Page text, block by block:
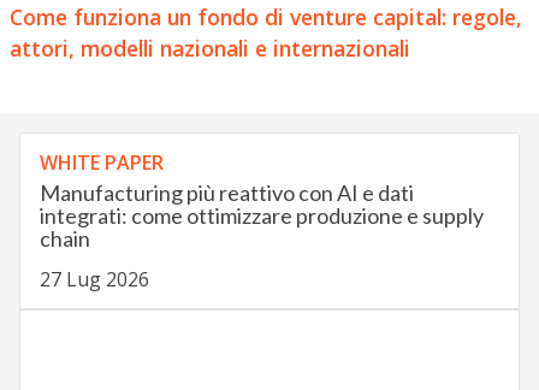
Come funziona un fondo di venture capital: regole,
attori, modelli nazionali e internazionali
WHITE PAPER
Manufacturing più reattivo con AI e dati
integrati: come ottimizzare produzione e supply
chain
27 Lug 2026